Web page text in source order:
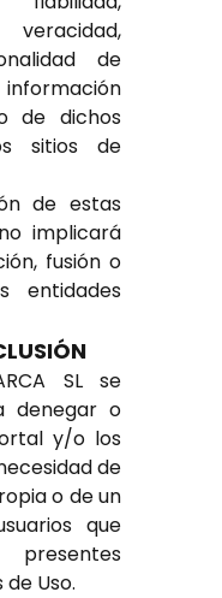
de
de dichos
sitios de
de estas
implicará
fusión o
entidades
SL se
denegar o
y/o los
de
o de un
que
Uso.